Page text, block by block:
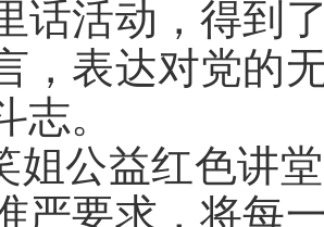
话活动，得到
，表达对党的
志。
姐公益红色讲
严要求，将每